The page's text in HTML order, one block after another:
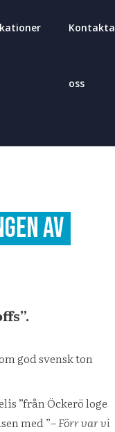
Kontakta
oss
av
god svensk ton
”från Öckerö loge
med ”–Förr var vi